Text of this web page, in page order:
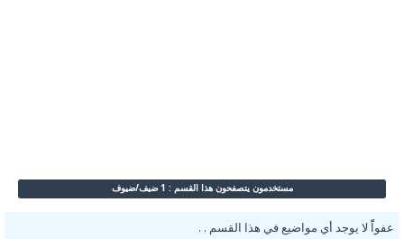
مستخدمون يتصفحون هذا القسم : 1 ضيف/ضيوف
عفواًً لا يوجد أي مواضيع في هذا القسم . .